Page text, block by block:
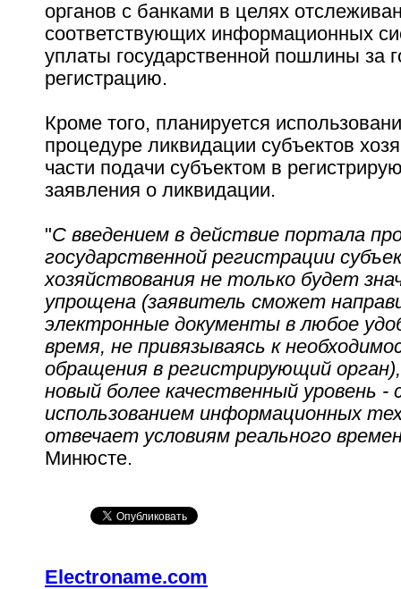
органов с банками в целях
соответствующих информационных
уплаты государственной пошлины за
регистрацию.
Кроме того, планируется
процедуре ликвидации субъектов
части подачи субъектом в
заявления о ликвидации.
"С введением в действие портала
государственной регистрации
хозяйствования не только будет
упрощена (заявитель сможет
электронные документы в любое
время, не привязываясь к
обращения в регистрирующий
новый более качественный уровень -
использованием информационных
отвечает условиям реального
Минюсте.
Electroname.com